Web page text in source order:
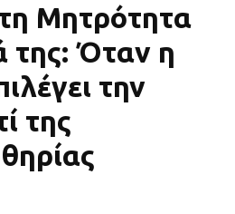
Μητρότητα
της: Όταν η
την
της